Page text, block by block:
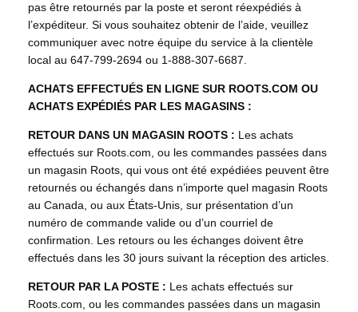
pas être retournés par la poste et seront réexpédiés à
l’expéditeur. Si vous souhaitez obtenir de l’aide, veuillez
communiquer avec notre équipe du service à la clientèle
local au 647-799-2694 ou 1-888-307-6687.
ACHATS EFFECTUÉS EN LIGNE SUR ROOTS.COM OU
ACHATS EXPÉDIÉS PAR LES MAGASINS :
RETOUR DANS UN MAGASIN ROOTS : Les achats
effectués sur Roots.com, ou les commandes passées dans
un magasin Roots, qui vous ont été expédiées peuvent être
retournés ou échangés dans n’importe quel magasin Roots
au Canada, ou aux États-Unis, sur présentation d’un
numéro de commande valide ou d’un courriel de
confirmation. Les retours ou les échanges doivent être
effectués dans les 30 jours suivant la réception des articles.
RETOUR PAR LA POSTE : Les achats effectués sur
Roots.com, ou les commandes passées dans un magasin